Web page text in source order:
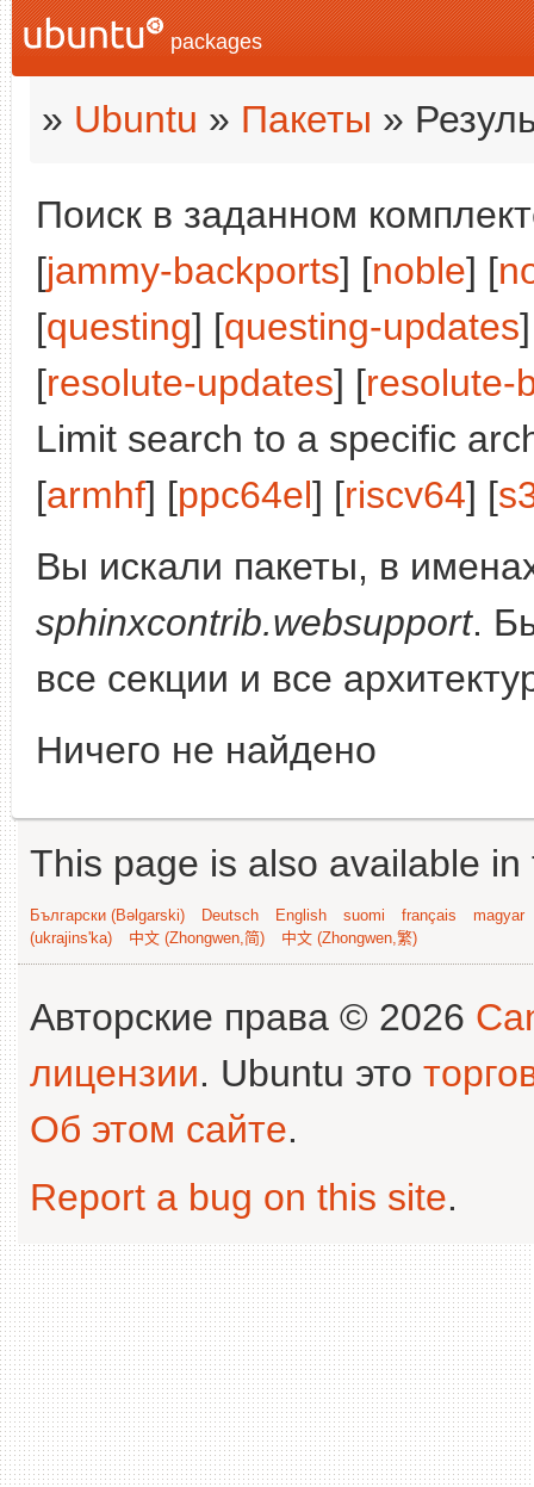
packages
» Ubuntu » Пакеты »
Поиск в заданном
[jammy-backports] [noble] [
[questing] [questing-updates
[resolute-updates] [resolute-
Limit search to a specific
[armhf] [ppc64el] [riscv64] [
Вы искали пакеты, в
sphinxcontrib.websupport.
все секции и все
Ничего не найдено
This page is also available
Български (Bəlgarski) Deutsch English suomi français
magyar
(ukrajins'ka)
中文 (Zhongwen,简) 中文 (Zhongwen,繁)
Авторские права © 2026
лицензии. Ubuntu это
Об этом сайте.
Report a bug on this site.